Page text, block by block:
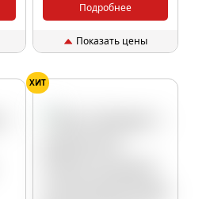
Подробнее
Показать цены
ХИТ